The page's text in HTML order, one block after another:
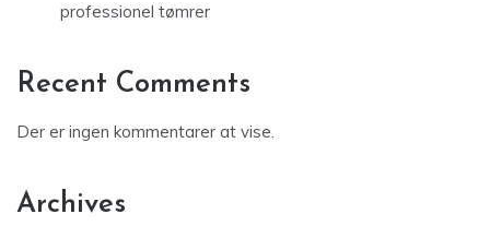
professionel tømrer
Recent Comments
Der er ingen kommentarer at vise.
Archives